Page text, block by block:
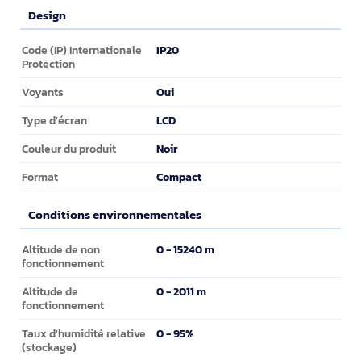
Design
Design
Code (IP) Internationale
Protection
IP20
Voyants Oui
Type d'écran LCD
Couleur du produit Noir
Format Compact
Conditions environnementales
Conditions environnementales
Altitude de non
fonctionnement
0 - 15240 m
Altitude de
fonctionnement
0 - 2011 m
Taux d'humidité relative
(stockage)
0 - 95%